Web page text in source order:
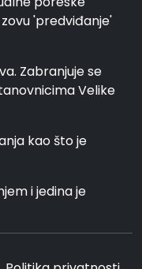
'predviđanje'
Zabranjuje se
Velike
kao što je
i jedina je